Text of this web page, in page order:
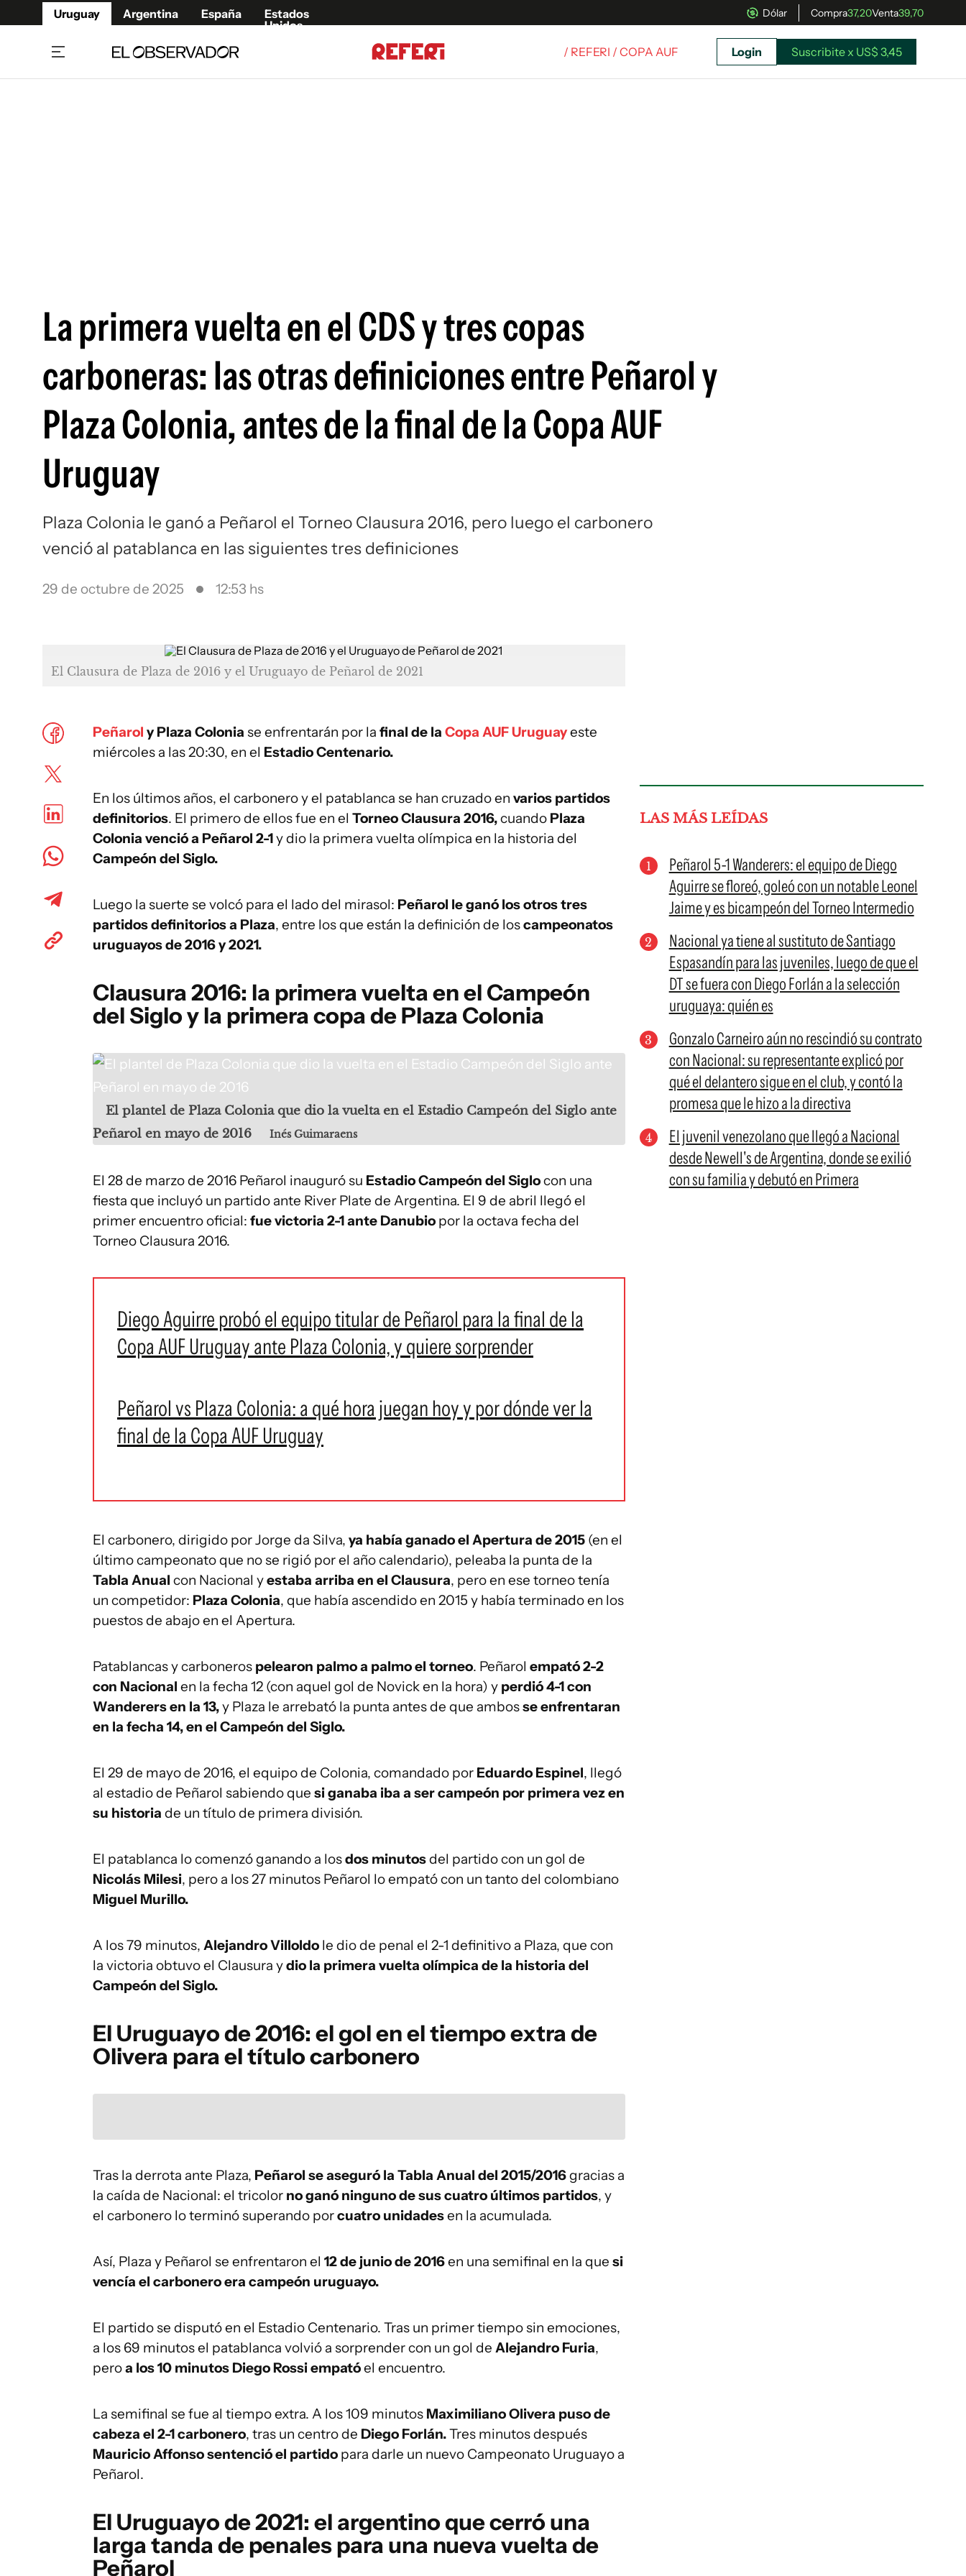
Uruguay Argentina España
Estados
Unidos
Dólar Compra37,20Venta39,70
Siguenos en:
/ REFERI / COPA AUF Login Suscribite x US$ 3,45
La primera vuelta en el CDS y tres copas
carboneras: las otras definiciones entre Peñarol y
Plaza Colonia, antes de la final de la Copa AUF
Uruguay
Plaza Colonia le ganó a Peñarol el Torneo Clausura 2016, pero luego el carbonero
venció al patablanca en las siguientes tres definiciones
29 de octubre de 2025 12:53 hs
El Clausura de Plaza de 2016 y el Uruguayo de Peñarol de 2021
Peñarol y Plaza Colonia se enfrentarán por la final de la Copa AUF Uruguayeste
miércoles a las 20:30, en el Estadio Centenario.
En los últimos años, el carbonero y el patablanca se han cruzado en varios partidos
definitorios. El primero de ellos fue en el Torneo Clausura 2016,cuando Plaza
Colonia venció a Peñarol 2-1y dio la primera vuelta olímpica en la historia del
Campeón del Siglo.
Luego la suerte se volcó para el lado del mirasol: Peñarol le ganó los otros tres
partidos definitorios a Plaza, entre los que están la definición de loscampeonatos
uruguayos de 2016 y 2021.
Clausura 2016: la primera vuelta en el Campeón
del Siglo y la primera copa de Plaza Colonia
El plantel de Plaza Colonia que dio la vuelta en el Estadio Campeón del Siglo ante
Peñarol en mayo de 2016
Inés Guimaraens
El 28 de marzo de 2016 Peñarol inauguró su Estadio Campeón del Siglocon una
fiesta que incluyó un partido ante River Plate de Argentina. El 9 de abril llegó el
primer encuentro oficial: fue victoria 2-1 ante Danubio por la octava fecha del
Torneo Clausura 2016.
Diego Aguirre probó el equipo titular de Peñarol para la final de la
Copa AUF Uruguay ante Plaza Colonia, y quiere sorprender
Peñarol vs Plaza Colonia: a qué hora juegan hoy y por dónde ver la
final de la Copa AUF Uruguay
El carbonero, dirigido por Jorge da Silva, ya había ganado el Apertura de 2015 (en el
último campeonato que no se rigió por el año calendario), peleaba la punta de la
Tabla Anual con Nacional yestaba arriba en el Clausura, pero en ese torneo tenía
un competidor: Plaza Colonia, que había ascendido en 2015 y había terminado en los
puestos de abajo en el Apertura.
Patablancas y carboneros pelearon palmo a palmo el torneo. Peñarol empató 2-2
con Nacional en la fecha 12 (con aquel gol de Novick en la hora) y perdió 4-1 con
Wanderers en la 13,y Plaza le arrebató la punta antes de que ambosse enfrentaran
en la fecha 14, en el Campeón del Siglo.
El 29 de mayo de 2016, el equipo de Colonia, comandado por Eduardo Espinel, llegó
al estadio de Peñarol sabiendo que si ganaba iba a ser campeón por primera vez en
su historia de un título de primera división.
El patablanca lo comenzó ganando a losdos minutosdel partido con un gol de
Nicolás Milesi, pero a los 27 minutos Peñarol lo empató con un tanto del colombiano
Miguel Murillo.
A los 79 minutos, Alejandro Villoldo le dio de penal el 2-1 definitivo a Plaza, que con
la victoria obtuvo el Clausura ydio la primera vuelta olímpica de la historia del
Campeón del Siglo.
El Uruguayo de 2016: el gol en el tiempo extra de
Olivera para el título carbonero
Tras la derrota ante Plaza, Peñarol se aseguró la Tabla Anual del 2015/2016gracias a
la caída de Nacional: el tricolor no ganó ninguno de sus cuatro últimos partidos, y
el carbonero lo terminó superando porcuatro unidadesen la acumulada.
Así, Plaza y Peñarol se enfrentaron el 12 de junio de 2016en una semifinal en la que si
vencía el carbonero era campeón uruguayo.
El partido se disputó en el Estadio Centenario. Tras un primer tiempo sin emociones,
a los 69 minutos el patablanca volvió a sorprender con un gol de Alejandro Furia,
peroa los 10 minutos Diego Rossi empatóel encuentro.
La semifinal se fue al tiempo extra. A los 109 minutos Maximiliano Olivera puso de
cabeza el 2-1 carbonero, tras un centro de Diego Forlán.Tres minutos después
Mauricio Affonso sentenció el partido para darle un nuevo Campeonato Uruguayo a
Peñarol.
El Uruguayo de 2021: el argentino que cerró una
larga tanda de penales para una nueva vuelta de
Peñarol
LAS MÁS LEÍDAS
Peñarol 5-1 Wanderers: el equipo de Diego
Aguirre se floreó, goleó con un notable Leonel
Jaime y es bicampeón del Torneo Intermedio
Nacional ya tiene al sustituto de Santiago
Espasandín para las juveniles, luego de que el
DT se fuera con Diego Forlán a la selección
uruguaya: quién es
Gonzalo Carneiro aún no rescindió su contrato
con Nacional: su representante explicó por
qué el delantero sigue en el club, y contó la
promesa que le hizo a la directiva
El juvenil venezolano que llegó a Nacional
desde Newell's de Argentina, donde se exilió
con su familia y debutó en Primera